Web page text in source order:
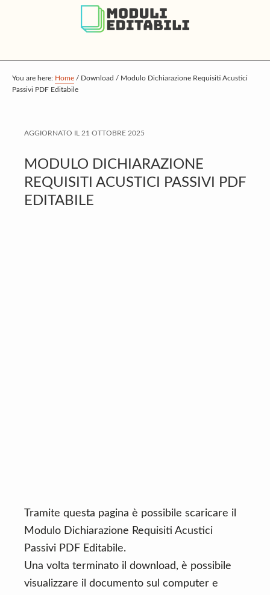
p
t
a
n
c
o
p
t
r
m
a
r
p
t
o
t
e
r
You are here: Home / Download / Modulo Dichiarazione Requisiti Acustici
Passivi PDF Editabile
AGGIORNATO IL 21 OTTOBRE 2025
MODULO DICHIARAZIONE
REQUISITI ACUSTICI PASSIVI PDF
EDITABILE
Tramite questa pagina è possibile scaricare il
Modulo Dichiarazione Requisiti Acustici
Passivi PDF Editabile.
Una volta terminato il download, è possibile
visualizzare il documento sul computer e